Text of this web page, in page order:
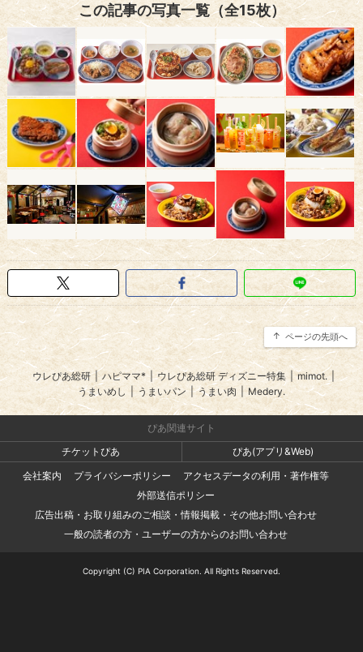
この記事の写真一覧（全15枚）
ページの先頭へ
ウレぴあ総研 | ハピママ* | ウレぴあ総研 ディズニー特集 mimot.
うまいめし
| うまいパン | うまい肉 Medery.
ぴあ関連サイト
チケットぴあ
ぴあ(アプリ&Web)
会社案内
プライバシーポリシー
アクセスデータの利用・著作権等
外部送信ポリシー
広告出稿・お取り組みのご相談・情報掲載・その他お問い合わせ
一般の読者の方・ユーザーの方からのお問い合わせ
Copyright (C) PIA Corporation. All Rights Reserved.